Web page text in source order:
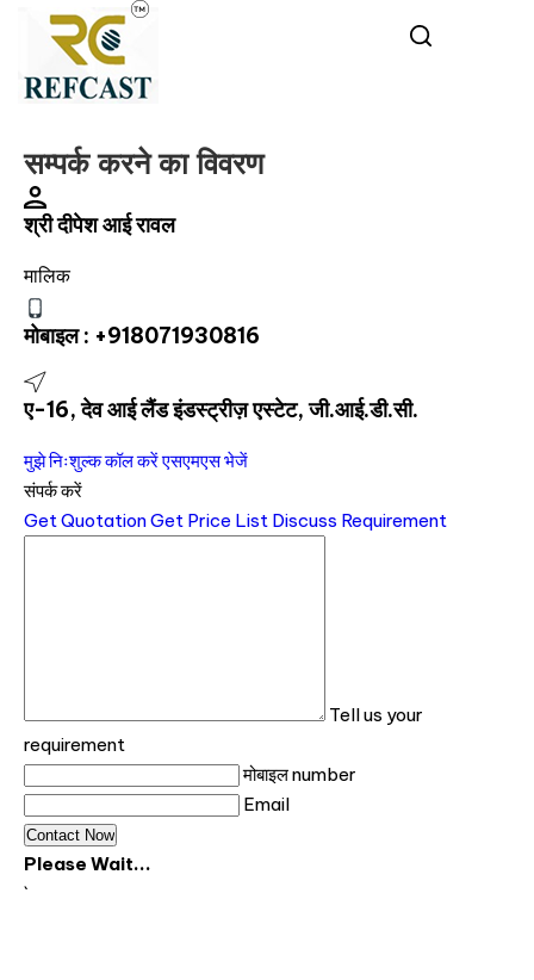
सम्पर्क करने का विवरण
श्री दीपेश आई रावल
मालिक
मोबाइल : +918071930816
ए-16, देव आई लैंड इंडस्ट्रीज़ एस्टेट, जी.आई.डी.सी.
मुझे निःशुल्क कॉल करेंएसएमएस भेजें
संपर्क करें
Get QuotationGet Price List Discuss Requirement
Tell us your
requirement
मोबाइल number
Email
Please Wait...
`